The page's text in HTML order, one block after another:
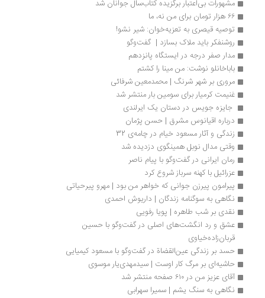
مشهورات بی‌اعتبار برگزیده کتاب‌سال جوانان شد
۶۶ هزار تومان برای من نه، ما
توصیه قیصری به تعزیه‌خوان: شیر نشو!
روشنفکر باید ملاک بسازد |  گفت‌وگو
مدار صفر درجه در ایستگاه پانزدهم
باباخانلو نوشت: من مینا را کشتم
مروری بر شهر شرنگ | محمدمعین شرفائی
غنیمت کرمیار برای سومین بار منتشر شد
جایزه جویس در دستان یک ایرلندی
درباره اقیانوس مشرق | حسن پژمان
زندگی و آثار مسعود خیام در چامه‌ی 32
وقتی مدال نوبل همینگوی دزدیده شد
رمان ایرانی در گفت‌وگو با پیام ناصر
عزرائیل با کهنه سرباز شروع کرد
پیرامون پیرزن جوانی که خواهر من بود | مهرو پیرحیاتی
نگاهی به سوگنامه زندگان | داریوش احمدی
نقدی بر شب طاهره | پویا رفویی
قربان‌زاده‌خیاوی
حسد بر زندگی عین‌القضاة در گفت‌وگو با مسعود کیمیایی
حاشیه‌ای بر مرگ کار اوست | سیدمهدی‌یار موسوی
آقای عزیز من در ۶۱۰ صفحه منتشر شد
نگاهی به سنگ یشم | سمیرا سهرابی